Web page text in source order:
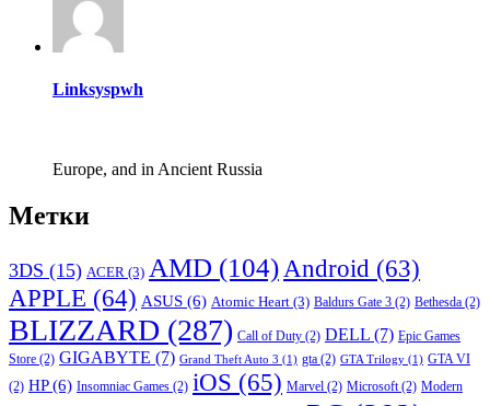
Linksyspwh
Europe, and in Ancient Russia
Метки
3DS (15) ACER (3) AMD (104)Android (63)
APPLE (64) ASUS (6) Atomic Heart (3) Baldurs Gate 3 (2) Bethesda (2)
BLIZZARD (287) Call of Duty (2) DELL (7) Epic Games
Store (2) GIGABYTE (7) Grand Theft Auto 3 (1) gta (2) GTA Trilogy (1) GTA VI
(2) HP(6) Insomniac Games (2) iOS (65) Marvel (2) Microsoft(2) Modern